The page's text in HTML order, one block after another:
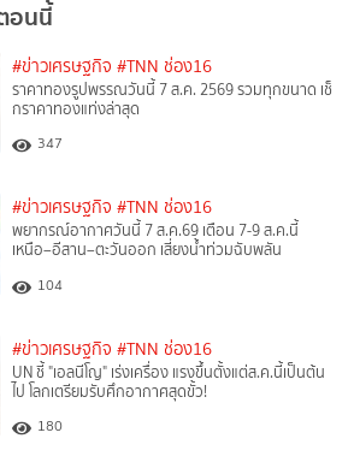
อนนี้
#ข่าวเศรษฐกิจ #TNN ช่อง16
ราคาทองรูปพรรณวันนี้ 7 ส.ค. 2569 รวมทุกขนาด เช็
กราคาทองแท่งล่าสุด
347
#ข่าวเศรษฐกิจ #TNN ช่อง16
พยากรณ์อากาศวันนี้ 7 ส.ค.69 เตือน 7-9 ส.ค.นี้
เหนือ–อีสาน–ตะวันออก เสี่ยงน้ำท่วมฉับพลัน
104
#ข่าวเศรษฐกิจ #TNN ช่อง16
UN ชี้ "เอลนีโญ" เร่งเครื่อง แรงขึ้นตั้งแต่ส.ค.นี้เป็นต้น
ไป โลกเตรียมรับศึกอากาศสุดขั้ว!
180